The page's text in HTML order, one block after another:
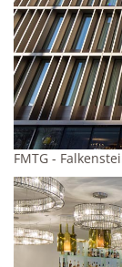
FMTG -